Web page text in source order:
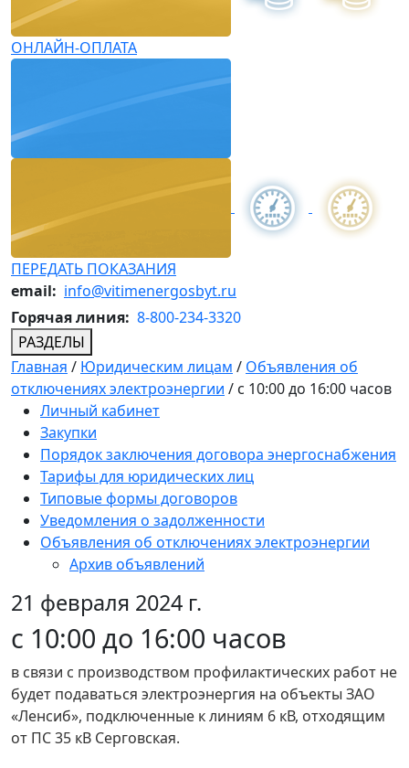
ОНЛАЙН-ОПЛАТА
ПЕРЕДАТЬ ПОКАЗАНИЯ
email: info@vitimenergosbyt.ru
Горячая линия: 8-800-234-3320
РАЗДЕЛЫ
Главная / Юридическим лицам / Объявления об
отключениях электроэнергии / с 10:00 до 16:00 часов
Личный кабинет
Закупки
Порядок заключения договора энергоснабжения
Тарифы для юридических лиц
Типовые формы договоров
Уведомления о задолженности
Объявления об отключениях электроэнергии
Архив объявлений
21 февраля 2024 г.
с 10:00 до 16:00 часов
в связи с производством профилактических работ не
будет подаваться электроэнергия на объекты ЗАО
«Ленсиб», подключенные к линиям 6 кВ, отходящим
от ПС 35 кВ Серговская.